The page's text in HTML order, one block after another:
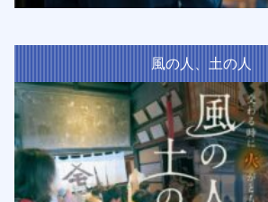
風の人、土の人